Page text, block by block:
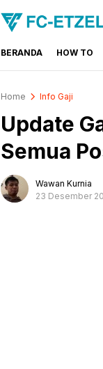
FC-ETZELLA.LU
Share & Learn The
BERANDA HOW TO
Home Info Gaji
Update
Semua
Wawan Kurnia
23 Desember